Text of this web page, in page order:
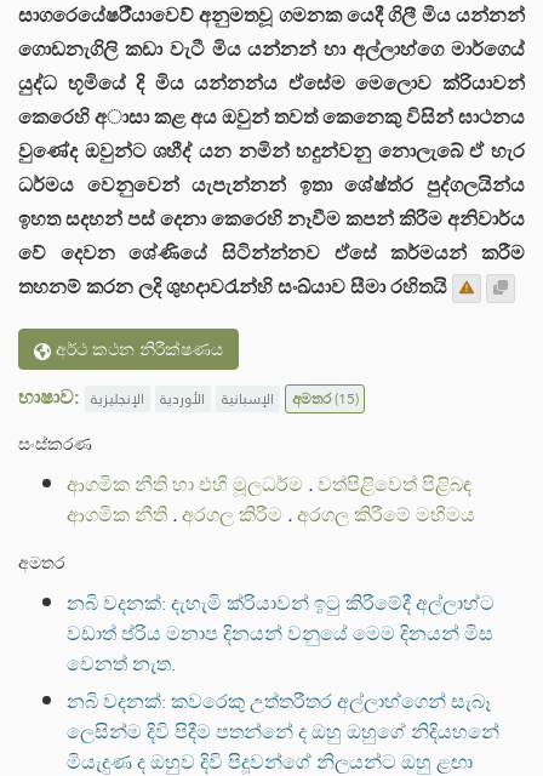
සාගරෙයේෂරී්යාවෙව් අනුමතවූ ගමනක යෙදී ගිලී මිය යන්නන්
ගොඩනැගිලි කඩා වැටී මිය යන්නන් හා අල්ලාහ්ගෙ මාර්ගෙය්
යුද්ධ භූමියේ දි මිය යන්නන්ය ඒසේම මෙලොව ක්රියාවන්
කෙරෙහි අාසා කළ අය ඔවුන් තවත් කෙනෙකු විසින් ඝාථනය
වුණේද ඔවුන්ට ශහීද් යන නමින් හදුන්වනු නොලැබේ ඒ හැර
ධර්මය වෙනුවෙන් යැපැන්නන් ඉතා ශේෂ්ත්ර පුද්ගලයින්ය
ඉහත සදහන් පස් දෙනා කෙරෙහි නෑවීම කපන් කිරීම අනිවාර්ය
වේ දෙවන ශේණියේ සිටින්න්නව ඒසේ කර්මයන් කරීම
තහනම් කරන ලදි ශුහදාවරැන්හි සංඛ්යාව සීමා රහිතයි
අර්ථ කථන නිරීක්ෂණය
භාෂාව: الإنجليزية الأوردية الإسبانية අමතර(15)
සංස්කරණ
ආගමික නීති හා එහි මූලධර්ම .වත්පිළිවෙත් පිළිබඳ
ආගමික නීති.අරගල කිරීම .අරගල කිරීමේ මහිමය
අමතර
නබි වදනක්: දැහැමි ක්රියාවන් ඉටු කිරීමේදී අල්ලාහ්ට
වඩාත් ප්රිය මනාප දිනයන් වනුයේ මෙම දිනයන් මිස
වෙනත් නැත.
නබි වදනක්: කවරෙකු උත්තරීතර අල්ලාහ්ගෙන් සැබෑ
ලෙසින්ම දිවි පිදීම පතන්නේ ද ඔහු ඔහුගේ නිදියහනේ
මියැදුණ ද ඔහුව දිවි පිදූවන්ගේ නිලයන්ට ඔහු ළඟා